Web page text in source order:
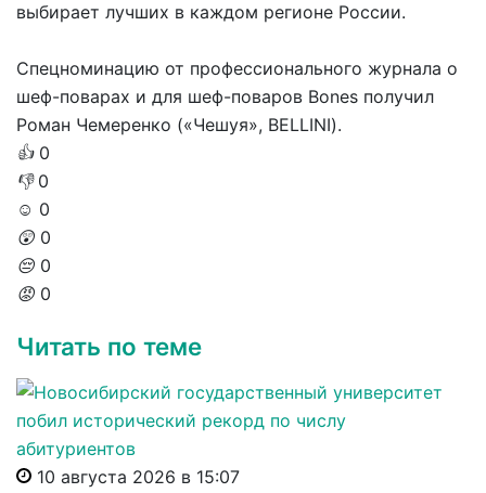
выбирает лучших в каждом регионе России.
Спецноминацию от профессионального журнала о
шеф-поварах и для шеф-поваров Bones получил
Роман Чемеренко («Чешуя», BELLINI).
👍 0
👎 0
☺️ 0
😲 0
😔 0
😡 0
Читать по теме
10 августа 2026 в 15:07